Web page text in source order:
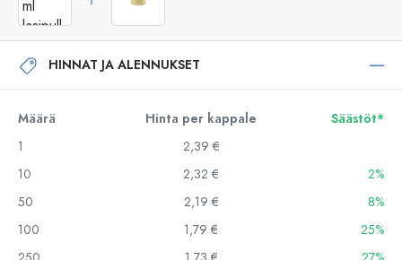
HINNAT JA ALENNUKSET
Määrä Hinta per kappale
Säästöt*
1
2,39 €
10
2,32 €
2%
50
2,19 €
8%
100
1,79 €
25%